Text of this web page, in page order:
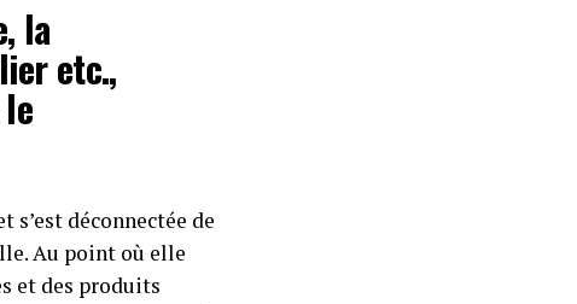
la
etc.,
déconnectée de
Au point où elle
et des produits